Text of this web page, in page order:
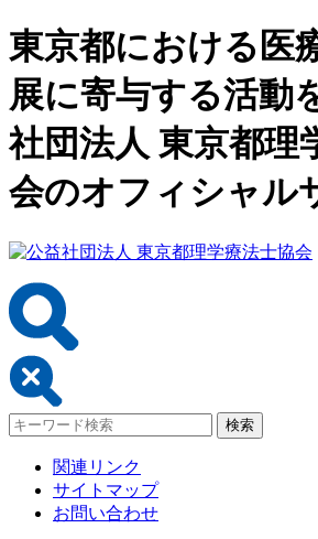
東京都における医
展に寄与する活動
社団法人 東京都理
会のオフィシャル
関連リンク
サイトマップ
お問い合わせ